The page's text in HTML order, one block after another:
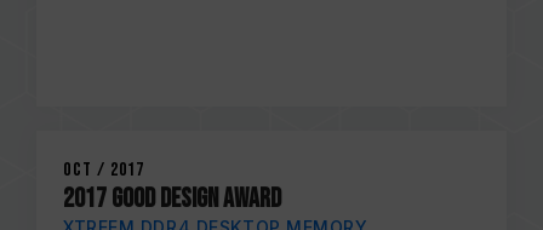
Oct / 2017
2017 GOOD DESIGN AWARD